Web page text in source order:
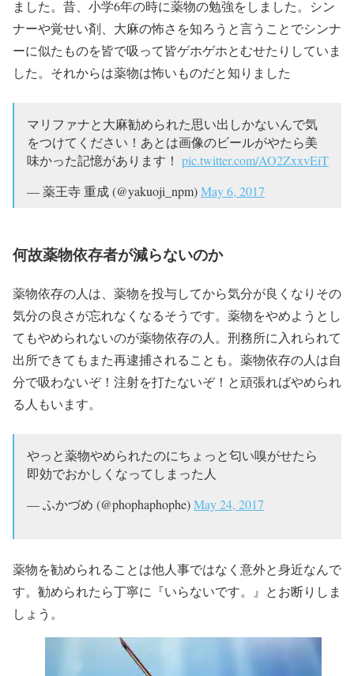
ました。昔、小学6年の時に薬物の勉強をしました。シン
ナーや覚せい剤、大麻の怖さを知ろうと言うことでシンナ
ーに似たものを皆で吸って皆ゲホゲホとむせたりしていま
した。それからは薬物は怖いものだと知りました
マリファナと大麻勧められた思い出しかないんで気
をつけてください！あとは画像のビールがやたら美
味かった記憶があります！ pic.twitter.com/AO2ZxxvEiT
— 薬王寺 重成 (@yakuoji_npm)May 6, 2017
何故薬物依存者が減らないのか
薬物依存の人は、薬物を投与してから気分が良くなりその
気分の良さが忘れなくなるそうです。薬物をやめようとし
てもやめられないのが薬物依存の人。刑務所に入れられて
出所できてもまた再逮捕されることも。薬物依存の人は自
分で吸わないぞ！注射を打たないぞ！と頑張ればやめられ
る人もいます。
やっと薬物やめられたのにちょっと匂い嗅がせたら
即効でおかしくなってしまった人
— ふかづめ (@phophaphophe)May 24, 2017
薬物を勧められることは他人事ではなく意外と身近なんで
す。勧められたら丁寧に『いらないです。』とお断りしま
しょう。